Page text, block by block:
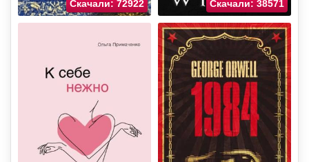
Скачали: 72922 Скачали: 38571